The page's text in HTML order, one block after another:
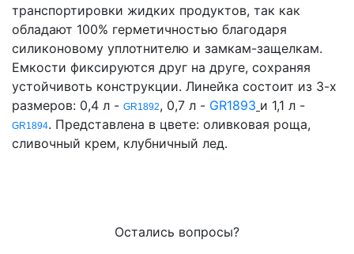
транспортировки жидких продуктов, так как
обладают 100% герметичностью благодаря
силиконовому уплотнителю и замкам-защелкам.
Емкости фиксируются друг на друге, сохраняя
устойчивоть конструкции. Линейка состоит из 3-х
размеров: 0,4 л - GR1892, 0,7 л - GR1893 и 1,1 л -
GR1894. Представлена в цвете: оливковая роща,
сливочный крем, клубничный лед.
Остались вопросы?